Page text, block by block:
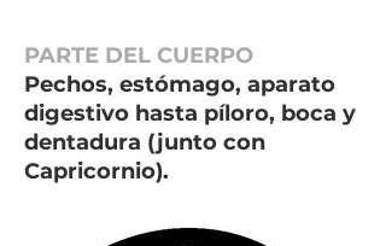
PARTE DEL CUERPO
Pechos, estómago, aparato
digestivo hasta píloro, boca y
dentadura (junto con
Capricornio).